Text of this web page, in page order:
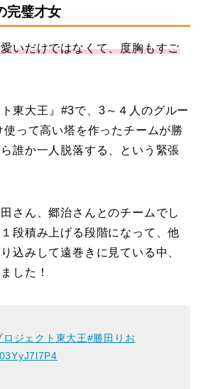
完璧才女
いだけではなくて、度胸もすご
東大王』#3で、3～４人のグルー
って高い塔を作ったチームが勝
誰か一人脱落する、という緊張
さん、郷治さんとのチームでし
段積み上げる段階になって、他
込みして遠巻きに見ている中、
した！
ロジェクト東大王#勝田りお